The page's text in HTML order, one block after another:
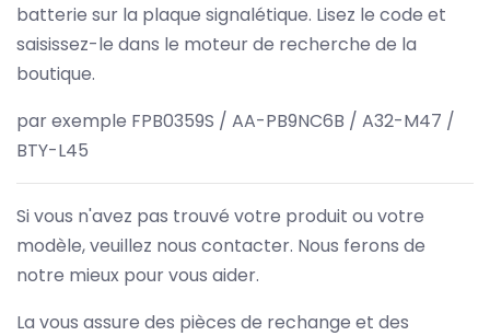
batterie sur la plaque signalétique. Lisez le code et
saisissez-le dans le moteur de recherche de la
boutique.
par exemple FPB0359S / AA-PB9NC6B / A32-M47 /
BTY-L45
Si vous n'avez pas trouvé votre produit ou votre
modèle, veuillez nous contacter. Nous ferons de
notre mieux pour vous aider.
La vous assure des pièces de rechange et des